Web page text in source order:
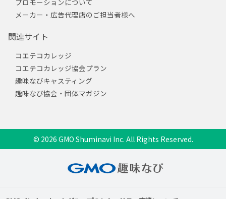
メーカー・広告代理店のご担当者様へ
関連サイト
コエテコカレッジ
コエテコカレッジ協会プラン
趣味なびキャスティング
趣味なび協会・団体マガジン
© 2026 GMO Shuminavi Inc. All Rights Reserved.